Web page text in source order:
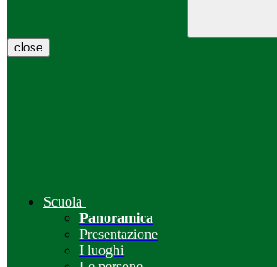
close
Scuola
Panoramica
Presentazione
I luoghi